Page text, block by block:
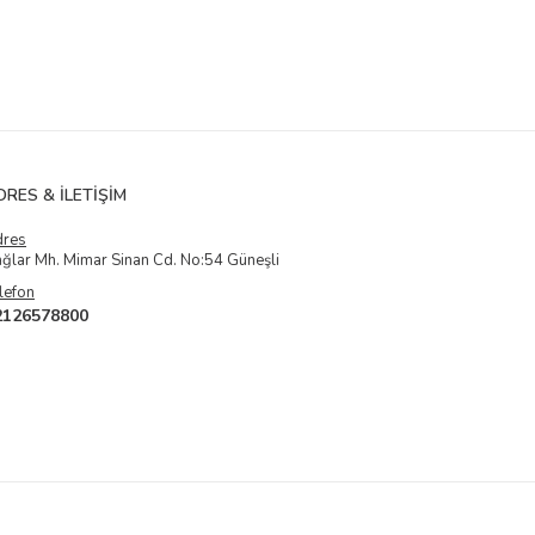
& İLETIŞIM
Mh. Mimar Sinan Cd. No:54 Güneşli